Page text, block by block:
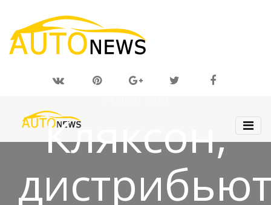
Кляксон,